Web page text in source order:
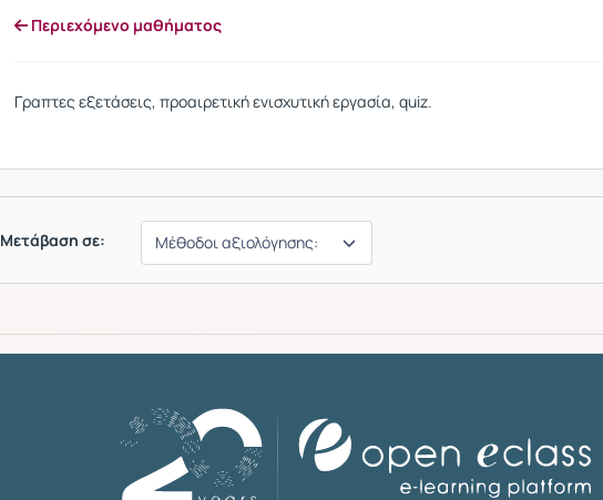
Περιεχόμενο μαθήματος
Γραπτες εξετάσεις, προαιρετική ενισχυτική εργασία, quiz.
Μετάβαση σε: